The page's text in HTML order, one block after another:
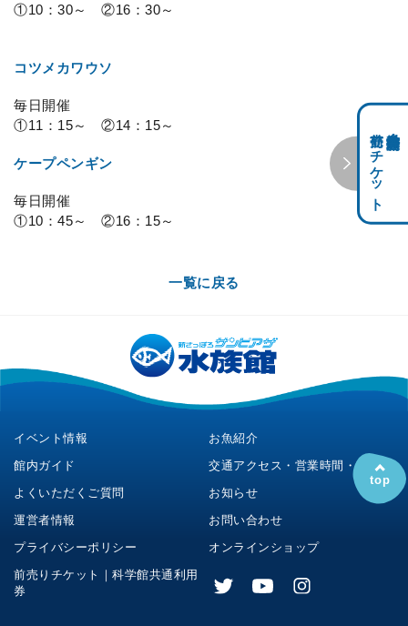
①10：30～ ②16：30～
コツメカワウソ
毎日開催
①11：15～ ②14：15～
ケープペンギン
毎日開催
①10：45～ ②16：15～
一覧に戻る
前売りチケット
イベント情報
お魚紹介
館内ガイド
交通アクセス・営業時間・料金
よくいただくご質問
お知らせ
運営者情報
お問い合わせ
プライバシーポリシー
オンラインショップ
前売りチケット｜科学館共通利用
券
top